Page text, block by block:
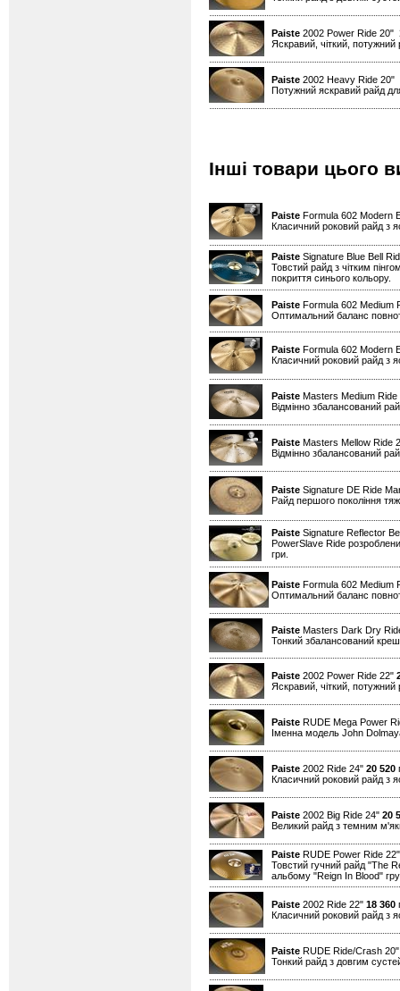
Paiste 2002 Power Ride 20"
Яскравий, чіткий, потужний
Paiste 2002 Heavy Ride 20"
Потужний яскравий райд
Інші товари цього
Paiste Formula 602 Modern
Класичний роковий райд з
Paiste Signature Blue Bell
Товстий райд з чітким
покриття синього кольору.
Paiste Formula 602 Medium
Оптимальний баланс
Paiste Formula 602 Modern
Класичний роковий райд з
Paiste Masters Medium
Відмінно збалансований
Paiste Masters Mellow Ride
Відмінно збалансований
Paiste Signature DE Ride
Райд першого покоління
Paiste Signature Reflector
PowerSlave Ride
гри.
Paiste Formula 602 Medium
Оптимальний баланс
Paiste Masters Dark Dry
Тонкий збалансований креш
Paiste 2002 Power Ride 22"
Яскравий, чіткий, потужний
Paiste RUDE Mega Power
Іменна модель John
Paiste 2002 Ride 24" 20 520
Класичний роковий райд з
Paiste 2002 Big Ride 24" 20
Великий райд з темним
Paiste RUDE Power Ride
Товстий гучний райд "The
альбому "Reign In Blood"
Paiste 2002 Ride 22" 18 360
Класичний роковий райд з
Paiste RUDE Ride/Crash
Тонкий райд з довгим